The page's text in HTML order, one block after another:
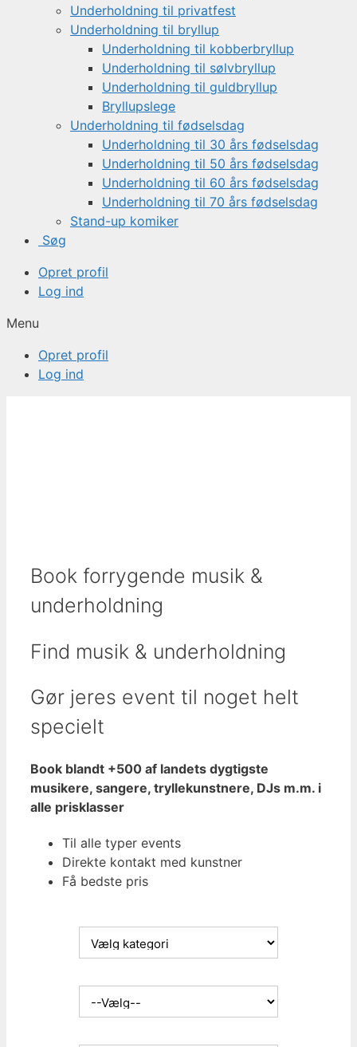
Underholdning til privatfest
Underholdning til bryllup
Underholdning til kobberbryllup
Underholdning til sølvbryllup
Underholdning til guldbryllup
Bryllupslege
Underholdning til fødselsdag
Underholdning til 30 års fødselsdag
Underholdning til 50 års fødselsdag
Underholdning til 60 års fødselsdag
Underholdning til 70 års fødselsdag
Stand-up komiker
Søg
Opret profil
Log ind
Menu
Opret profil
Log ind
Book forrygende musik &
underholdning
Find musik & underholdning
Gør jeres event til noget helt
specielt
Book blandt +500 af landets dygtigste
musikere, sangere, tryllekunstnere, DJs m.m. i
alle prisklasser
Til alle typer events
Direkte kontakt med kunstner
Få bedste pris